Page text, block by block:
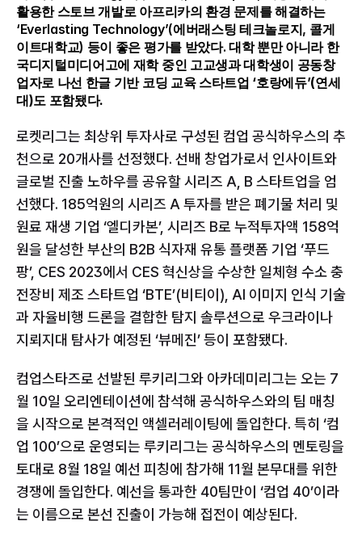
활용한 스토브 개발로 아프리카의 환경 문제를 해결하는
‘Everlasting Technology’(에버래스팅 테크놀로지, 콜게
이트대학교) 등이 좋은 평가를 받았다. 대학 뿐만 아니라 한
국디지털미디어고에 재학 중인 고교생과 대학생이 공동창
업자로 나선 한글 기반 코딩 교육 스타트업 ‘호랑에듀’(연세
대)도 포함됐다.
로켓리그는 최상위 투자사로 구성된 컴업 공식하우스의 추
천으로 20개사를 선정했다. 선배 창업가로서 인사이트와
글로벌 진출 노하우를 공유할 시리즈 A, B 스타트업을 엄
선했다. 185억원의 시리즈 A 투자를 받은 폐기물 처리 및
원료 재생 기업 ‘엘디카본’, 시리즈 B로 누적투자액 158억
원을 달성한 부산의 B2B 식자재 유통 플랫폼 기업 ‘푸드
팡’, CES 2023에서 CES 혁신상을 수상한 일체형 수소 충
전장비 제조 스타트업 ‘BTE’(비티이), AI 이미지 인식 기술
과 자율비행 드론을 결합한 탐지 솔루션으로 우크라이나
지뢰지대 탐사가 예정된 ‘뷰메진’ 등이 포함됐다.
컴업스타즈로 선발된 루키리그와 아카데미리그는 오는 7
월 10일 오리엔테이션에 참석해 공식하우스와의 팀 매칭
을 시작으로 본격적인 액셀러레이팅에 돌입한다. 특히 ‘컴
업 100’으로 운영되는 루키리그는 공식하우스의 멘토링을
토대로 8월 18일 예선 피칭에 참가해 11월 본무대를 위한
경쟁에 돌입한다. 예선을 통과한 40팀만이 ‘컴업 40’이라
는 이름으로 본선 진출이 가능해 접전이 예상된다.